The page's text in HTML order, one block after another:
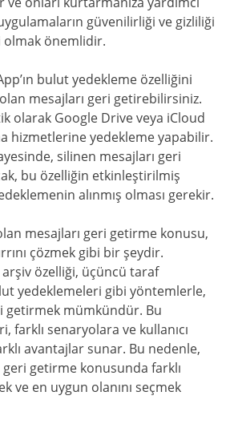
güvenilirliği ve gizliliği
önemlidir.
bulut yedekleme özelliğini
mesajları geri getirebilirsiniz.
olarak Google Drive veya iCloud
hizmetlerine yedekleme yapabilir.
silinen mesajları geri
bu özelliğin etkinleştirilmiş
alınmış olması gerekir.
mesajları geri getirme konusu,
çözmek gibi bir şeydir.
arşiv özelliği, üçüncü taraf
yedeklemeleri gibi yöntemlerle,
getirmek mümkündür. Bu
farklı senaryolara ve kullanıcı
avantajlar sunar. Bu nedenle,
geri getirme konusunda farklı
ve en uygun olanını seçmek